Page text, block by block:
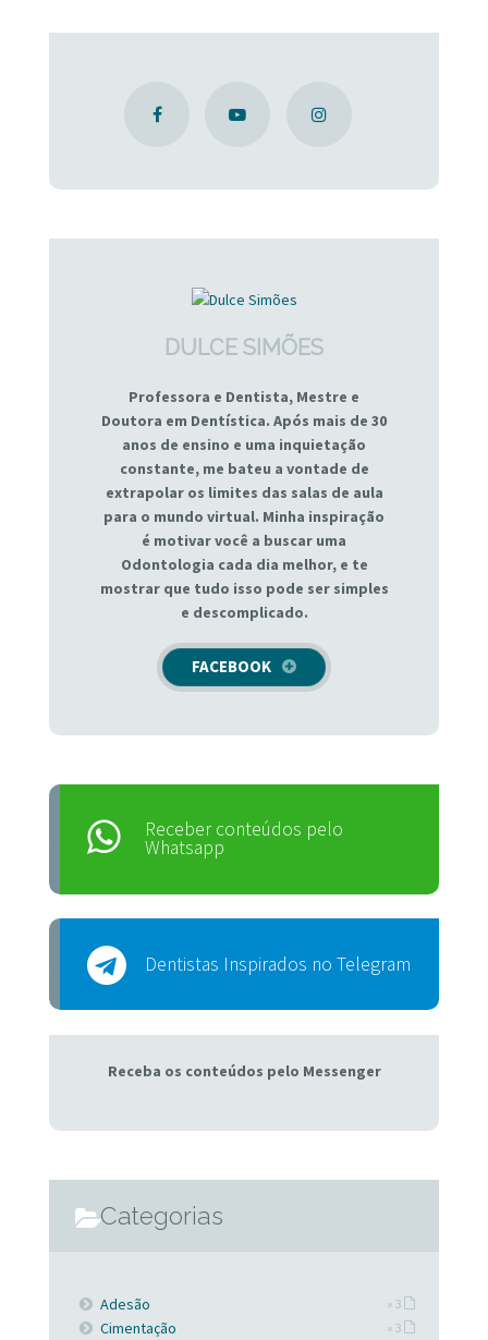
DULCE SIMÕES
Professora e Dentista, Mestre e
Doutora em Dentística. Após mais de 30
anos de ensino e uma inquietação
constante, me bateu a vontade de
extrapolar os limites das salas de aula
para o mundo virtual. Minha inspiração
é motivar você a buscar uma
Odontologia cada dia melhor, e te
mostrar que tudo isso pode ser simples
e descomplicado.
FACEBOOK
Receber conteúdos pelo
Whatsapp
Dentistas Inspirados no Telegram
Receba os conteúdos pelo Messenger
Categorias
Adesão » 3
Cimentação » 3